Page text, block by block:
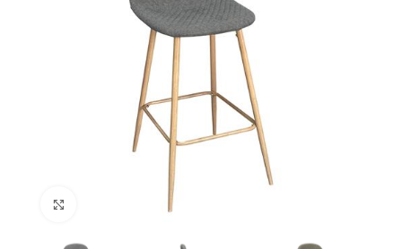
Haga clic para ampliar